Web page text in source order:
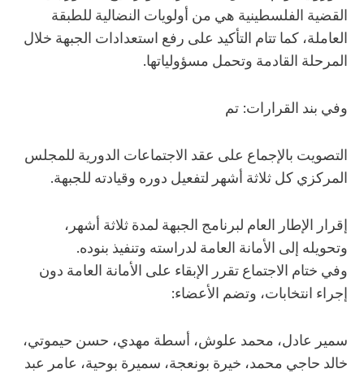
القضية الفلسطينية هي من أولويات النضالية للطبقة
العاملة، كما تتام التأكيد على رفع استعدادات الجبهة خلال
المرحلة القادمة وتحمل مسؤولياتها.
وفي بند القرارات: تم
التصويت بالإجماع على عقد الاجتماعات الدورية للمجلس
المركزي كل ثلاثة أشهر لتفعيل دوره وقيادته للجبهة.
إقرار الإطار العام لبرنامج الجبهة لمدة ثلاثة أشهر،
وتحويله إلى الأمانة العامة لدراسته وتنفيذ بنوده.
وفي ختام الاجتماع تقرر الإبقاء على الأمانة العامة دون
إجراء انتخابات، وتضم الأعضاء:
سمير عادل، محمد علوش، أسطة مهدي، حسن حيموتي،
خالد حاجي محمد، خيرة بونعجة، سميرة بوحية، عامر عبد